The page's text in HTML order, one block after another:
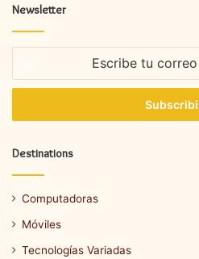
Newsletter
correo
Destinations
Computadoras
Móviles
Tecnologías Variadas